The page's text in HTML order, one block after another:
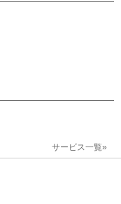
サービス一覧»